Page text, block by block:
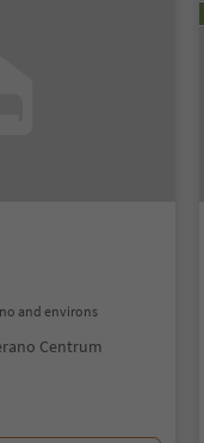
and environs
Centrum